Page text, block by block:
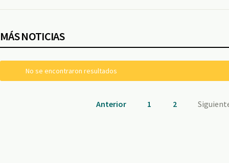
MÁS NOTICIAS
No se encontraron resultados
Anterior 1 2